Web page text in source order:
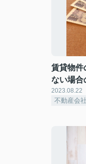
賃貸物件
ない場合
2023.08.22
不動産会